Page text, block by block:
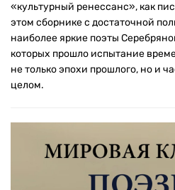
«культурный ренессанс», как
этом сборнике с достаточной
наиболее яркие поэты
которых прошло испытание
не только эпохи прошлого, но и
целом.